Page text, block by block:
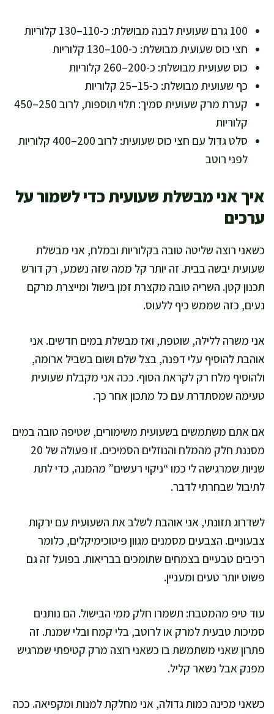
100 גרם שעועית לבנה מבושלת: כ-110–130 קלוריות
חצי כוס שעועית מבושלת: כ-100–130 קלוריות
כוס שעועית מבושלת: כ-200–260 קלוריות
כף שעועית מבושלת: כ-15–25 קלוריות
קערת מרק שעועית סמיך: תלוי תוספות, לרוב 250–450
קלוריות
סלט גדול עם חצי כוס שעועית: לרוב 200–400 קלוריות
לפני רוטב
איך אני מבשלת שעועית כדי לשמור על
ערכים
כשאני רוצה שליטה טובה בקלוריות ובמלח, אני מבשלת
שעועית יבשה בבית. זה יותר קל ממה שזה נשמע, רק דורש
תכנון קטן. השריה טובה מקצרת זמן בישול ומייצרת מרקם
נעים, כזה שממש כיף ללעוס.
אני משרה ללילה, שוטפת, ואז מבשלת במים חדשים. אני
אוהבת להוסיף עלי דפנה, בצל שלם ושום בשביל ארומה,
ולהוסיף מלח רק לקראת הסוף. ככה אני מקבלת שעועית
טעימה שמסתדרת עם כל מתכון אחר כך.
אם אתם משתמשים בשעועית משימורים, שטיפה טובה במים
מסננת חלק מהמלח והנוזלים הסמיכים. זו פעולה של 20
שניות שמרגישה לי כמו “ניקוי רעשים” מהמנה, כדי לתת
לתיבול שבחרתי לדבר.
לשדרוג תזונתי, אני אוהבת לשלב את השעועית עם ירקות
צבעוניים. הצבעים מסמנים מגוון פיטוכימיקלים, כלומר
רכיבים טבעיים בצמחים שתומכים בבריאות. בפועל זה גם
פשוט יותר טעים ומעניין.
עוד טיפ מהמטבח: תשמרו חלק ממי הבישול. הם נותנים
סמיכות טבעית למרק או לרוטב, בלי קמח ובלי שמנת. זה
פתרון שאני משתמשת בו כשאני רוצה מרק קטיפתי שמרגיש
מפנק אבל נשאר קליל.
כשאני מכינה כמות גדולה, אני מחלקת למנות ומקפיאה. ככה